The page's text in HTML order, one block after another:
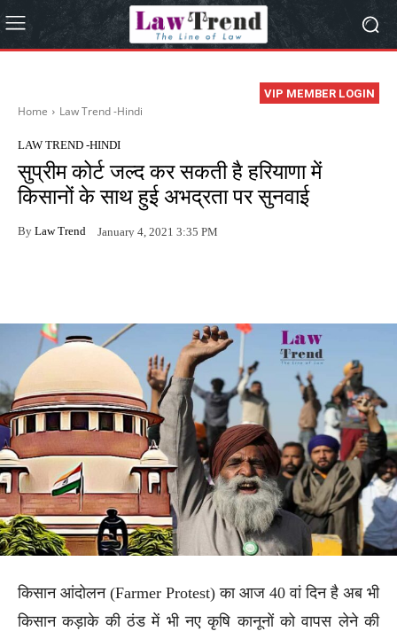
VIP MEMBER LOGIN
Home Law Trend -Hindi
LAW TREND -HINDI
सुप्रीम कोर्ट जल्द कर सकती है हरियाणा में
किसानों के साथ हुई अभद्रता पर सुनवाई
By Law Trend January 4, 2021 3:35 PM
किसान आंदोलन (Farmer Protest) का आज 40 वां दिन है अब भी
किसान कड़ाके की ठंड में भी नए कृषि कानूनों को वापस लेने की